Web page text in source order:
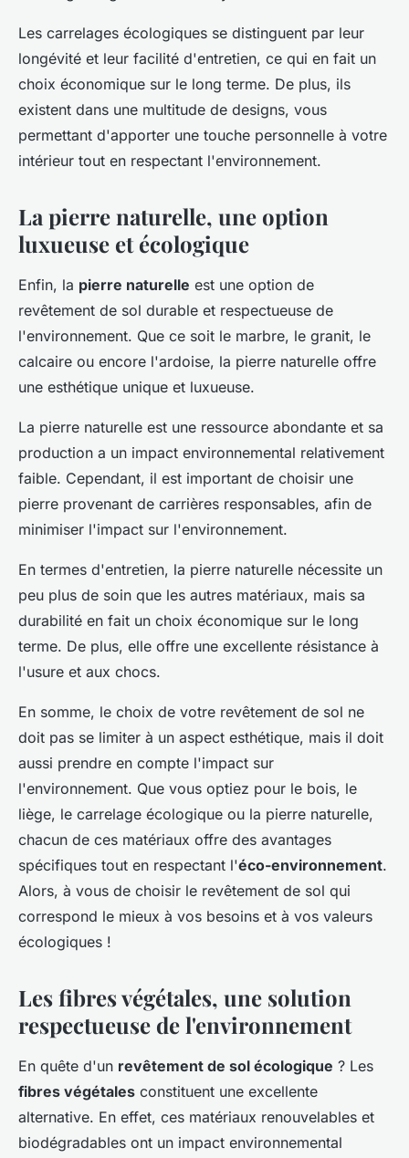
Les carrelages écologiques se distinguent par leur
longévité et leur facilité d'entretien, ce qui en fait un
choix économique sur le long terme. De plus, ils
existent dans une multitude de designs, vous
permettant d'apporter une touche personnelle à votre
intérieur tout en respectant l'environnement.
La pierre naturelle, une option
luxueuse et écologique
Enfin, la pierre naturelle est une option de
revêtement de sol durable et respectueuse de
l'environnement. Que ce soit le marbre, le granit, le
calcaire ou encore l'ardoise, la pierre naturelle offre
une esthétique unique et luxueuse.
La pierre naturelle est une ressource abondante et sa
production a un impact environnemental relativement
faible. Cependant, il est important de choisir une
pierre provenant de carrières responsables, afin de
minimiser l'impact sur l'environnement.
En termes d'entretien, la pierre naturelle nécessite un
peu plus de soin que les autres matériaux, mais sa
durabilité en fait un choix économique sur le long
terme. De plus, elle offre une excellente résistance à
l'usure et aux chocs.
En somme, le choix de votre revêtement de sol ne
doit pas se limiter à un aspect esthétique, mais il doit
aussi prendre en compte l'impact sur
l'environnement. Que vous optiez pour le bois, le
liège, le carrelage écologique ou la pierre naturelle,
chacun de ces matériaux offre des avantages
spécifiques tout en respectant l'éco-environnement.
Alors, à vous de choisir le revêtement de sol qui
correspond le mieux à vos besoins et à vos valeurs
écologiques !
Les fibres végétales, une solution
respectueuse de l'environnement
En quête d'un revêtement de sol écologique ? Les
fibres végétales constituent une excellente
alternative. En effet, ces matériaux renouvelables et
biodégradables ont un impact environnemental